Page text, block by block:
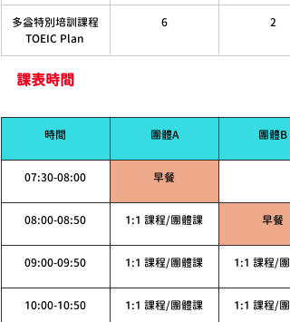
多益特別培訓課程
TOEIC Plan
6 2
課表時間
時間 團體A 團體B
07:30-08:00 早餐
08:00-08:50 1:1 課程/團體課 早餐
09:00-09:50 1:1 課程/團體課 1:1 課程/團
10:00-10:50 1:1 課程/團體課 1:1 課程/團